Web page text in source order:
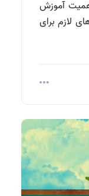
آموزش
لازم برای